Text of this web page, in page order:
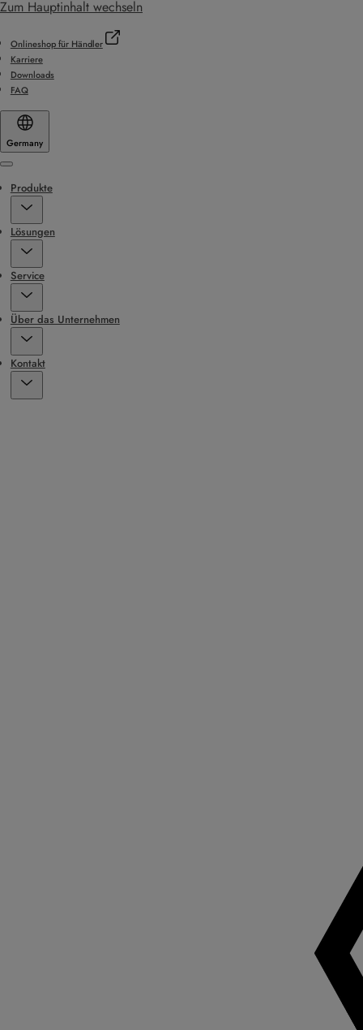
Zum Hauptinhalt wechseln
Onlineshop für Händler
Karriere
Downloads
FAQ
Germany
Menu
Produkte
Lösungen
Service
Über das Unternehmen
Kontakt